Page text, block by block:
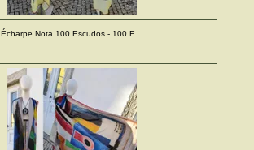
Écharpe Nota 100 Escudos - 100 E...